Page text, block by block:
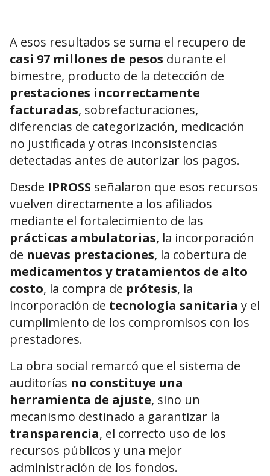
A esos resultados se suma el recupero de
casi 97 millones de pesos durante el
bimestre, producto de la detección de
prestaciones incorrectamente
facturadas, sobrefacturaciones,
diferencias de categorización, medicación
no justificada y otras inconsistencias
detectadas antes de autorizar los pagos.
Desde IPROSS señalaron que esos recursos
vuelven directamente a los afiliados
mediante el fortalecimiento de las
prácticas ambulatorias, la incorporación
de nuevas prestaciones, la cobertura de
medicamentos y tratamientos de alto
costo, la compra de prótesis, la
incorporación de tecnología sanitaria y el
cumplimiento de los compromisos con los
prestadores.
La obra social remarcó que el sistema de
auditorías no constituye una
herramienta de ajuste, sino un
mecanismo destinado a garantizar la
transparencia, el correcto uso de los
recursos públicos y una mejor
administración de los fondos.